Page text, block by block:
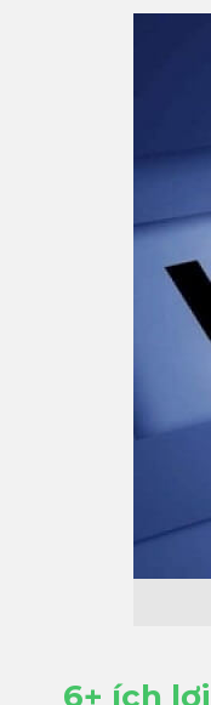
6+ ích